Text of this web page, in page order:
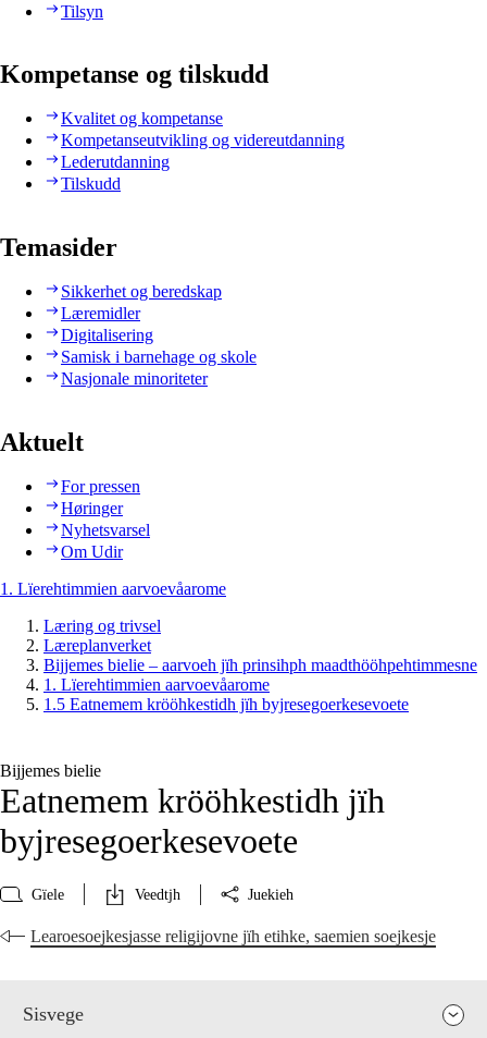
Tilsyn
Kompetanse og tilskudd
Kvalitet og kompetanse
Kompetanseutvikling og videreutdanning
Lederutdanning
Tilskudd
Temasider
Sikkerhet og beredskap
Læremidler
Digitalisering
Samisk i barnehage og skole
Nasjonale minoriteter
Aktuelt
For pressen
Høringer
Nyhetsvarsel
Om Udir
1. Lïerehtimmien aarvoevåarome
Læring og trivsel
Læreplanverket
Bijjemes bielie – aarvoeh jïh prinsihph maadthööhpehtimmesne
1. Lïerehtimmien aarvoevåarome
1.5 Eatnemem krööhkestidh jïh byjresegoerkesevoete
Bijjemes bielie
Eatnemem krööhkestidh jïh
byjresegoerkesevoete
Gïele Veedtjh Juekieh
Learoesoejkesjasse religijovne jïh etihke, saemien soejkesje
Sisvege